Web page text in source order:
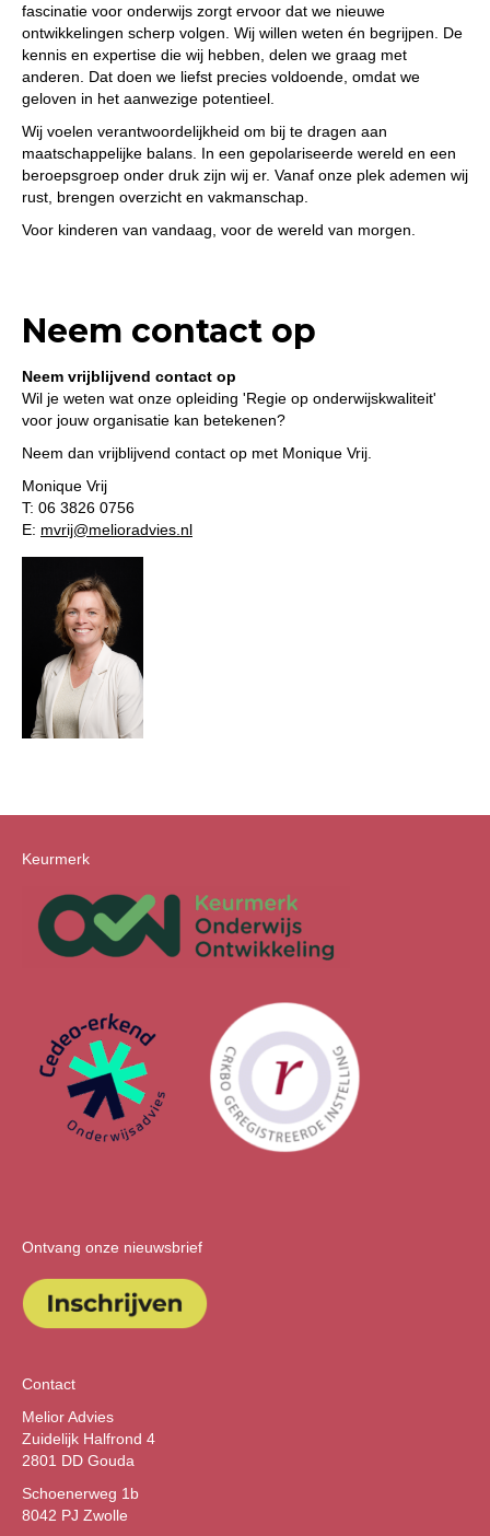
fascinatie voor onderwijs zorgt ervoor dat we nieuwe
ontwikkelingen scherp volgen. Wij willen weten én begrijpen. De
kennis en expertise die wij hebben, delen we graag met
anderen. Dat doen we liefst precies voldoende, omdat we
geloven in het aanwezige potentieel.
Wij voelen verantwoordelijkheid om bij te dragen aan
maatschappelijke balans. In een gepolariseerde wereld en een
beroepsgroep onder druk zijn wij er. Vanaf onze plek ademen wij
rust, brengen overzicht en vakmanschap.
Voor kinderen van vandaag, voor de wereld van morgen.
Neem contact op
Neem vrijblijvend contact op
Wil je weten wat onze opleiding 'Regie op onderwijskwaliteit'
voor jouw organisatie kan betekenen?
Neem dan vrijblijvend contact op met Monique Vrij.
Monique Vrij
T: 06 3826 0756
E: mvrij@melioradvies.nl
Keurmerk
Ontvang onze nieuwsbrief
Contact
Melior Advies
Zuidelijk Halfrond 4
2801 DD Gouda
Schoenerweg 1b
8042 PJ Zwolle